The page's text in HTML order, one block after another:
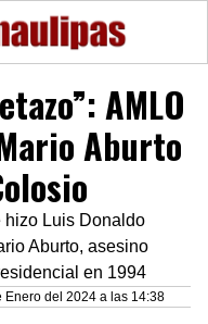
AMLO
Aburto
hizo Luis Donaldo
Aburto, asesino
en 1994
Enero del 2024 a las 14:38